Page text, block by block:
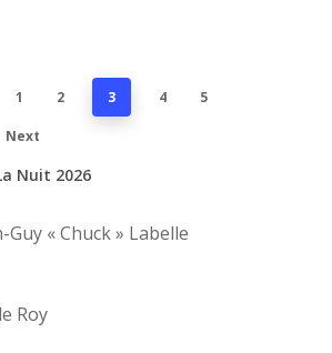
1 2 3 4 5
Next
Nuit 2026
Guy « Chuck » Labelle
Roy